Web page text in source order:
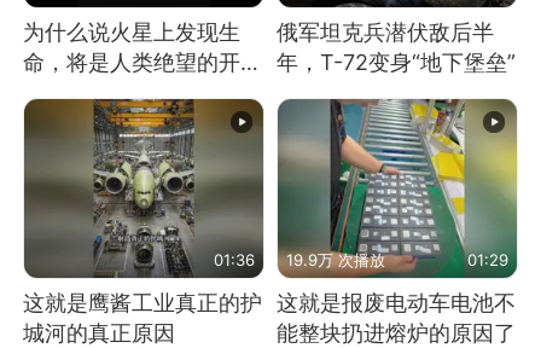
为什么说火星上发现生
命，将是人类绝望的开
始？
俄军坦克兵潜伏敌后半
年，T-72变身“地下堡垒”
01:36
这就是鹰酱工业真正的护
城河的真正原因
19.9万 次播放 01:29
这就是报废电动车电池不
能整块扔进熔炉的原因了